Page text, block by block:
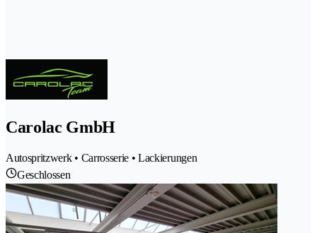
Carolac GmbH
Autospritzwerk • Carrosserie • Lackierungen
Geschlossen